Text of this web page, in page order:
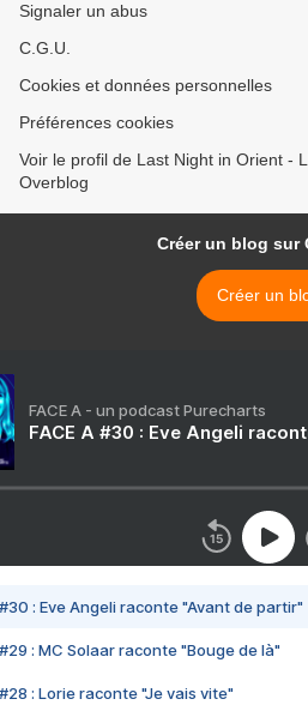
Signaler un abus
C.G.U.
Cookies et données personnelles
Préférences cookies
Voir le profil de Last Night in Orient -
Overblog
Créer un blog sur
Créer un
FACE A - un podcast Purecharts
FACE A #30 : Eve Angeli
#30 : Eve Angeli raconte "Avant de partir"
#29 : MC Solaar raconte "Bouge de là"
#28 : Lorie raconte "Je vais vite"